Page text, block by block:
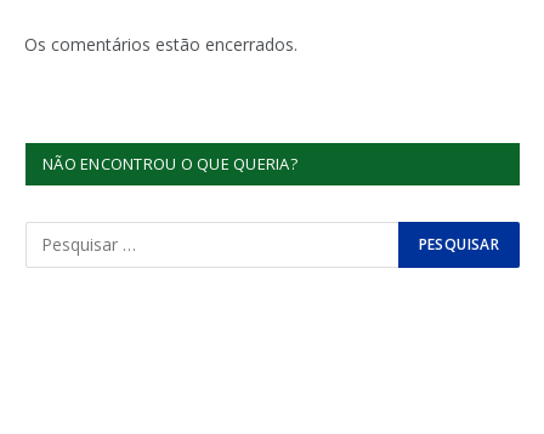
Os comentários estão encerrados.
NÃO ENCONTROU O QUE QUERIA?